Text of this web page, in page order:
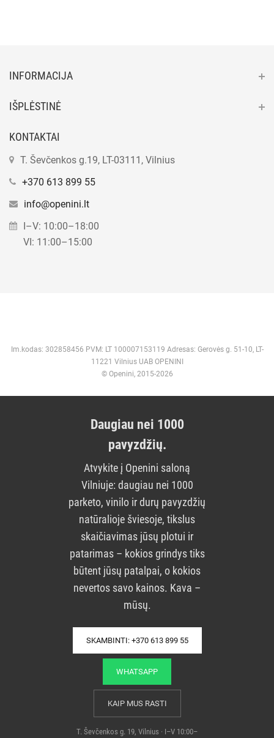
INFORMACIJA
IŠPLĖSTINĖ
KONTAKTAI
T. Ševčenkos g.19, LT-03111, Vilnius
+370 613 899 55
info@openini.lt
I–V: 10:00–18:00
VI: 11:00–15:00
Im.kodas: 302858456 PVM: LT 100007153119 Adresas: Gerovės g. 51-10, LT-
11221 Vilnius UAB OPENINI
© Openini, 2015-2026
Daugiau nei 1000
pavyzdžių.
Atvykite į Openini saloną
Vilniuje: daugiau nei 1000
parketo, vinilo ir durų pavyzdžių
natūralioje šviesoje, tikslus
skaičiavimas jūsų plotui ir
patarimas – kokios grindys tiks
būtent jūsų patalpai, o kokios
nevertos savo kainos. Kava –
mūsų.
SKAMBINTI: +370 613 899 55
WHATSAPP
KAIP MUS RASTI
T. Ševčenkos g. 19, Vilnius · I–V 10:00–